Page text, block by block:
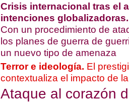
Crisis internacional tras el
intenciones globalizadoras.
Con un procedimiento de
los planes de guerra de
un nuevo tipo de amenaza
Terror e ideología. El
contextualiza el impacto de
Ataque al corazón